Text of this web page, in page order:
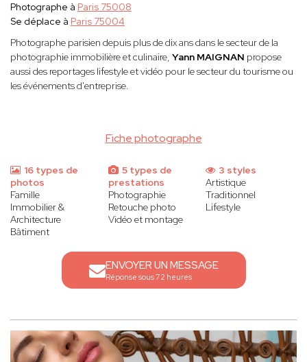
Fiche photographe
Photographe à Paris 75008
Se déplace à Paris 75004
Photographe parisien depuis plus de dix ans dans le secteur de la
photographie immobilière et culinaire, Yann MAIGNAN propose
aussi des reportages lifestyle et vidéo pour le secteur du tourisme ou
les événements d'entreprise.
16 types de
photos
Famille
Immobilier &
Architecture
Bâtiment
5 types de
prestations
Photographie
Retouche photo
Vidéo et montage
3 styles
Artistique
Traditionnel
Lifestyle
ENVOYER UN MESSAGE
Réponse sous 72 heures